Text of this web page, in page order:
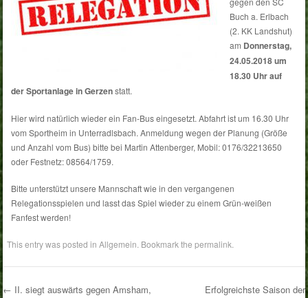
Buch a. Erlbach
(2. KK Landshut)
am Donnerstag,
24.05.2018 um
18.30 Uhr auf
der Sportanlage in Gerzenstatt.
Hier wird natürlich wieder ein Fan-Bus eingesetzt. Abfahrt ist um 16.30 Uhr
vom Sportheim in Unterradlsbach. Anmeldung wegen der Planung (Größe
und Anzahl vom Bus) bitte bei Martin Attenberger, Mobil: 0176/32213650
oder Festnetz: 08564/1759.
Bitte unterstützt unsere Mannschaft wie in den vergangenen
Relegationsspielen und lasst das Spiel wieder zu einem Grün-weißen
Fanfest werden!
This entry was posted inAllgemein . Bookmark thepermalink
← II. siegt auswärts gegen Amsham,
Erfolgreichste Saison der